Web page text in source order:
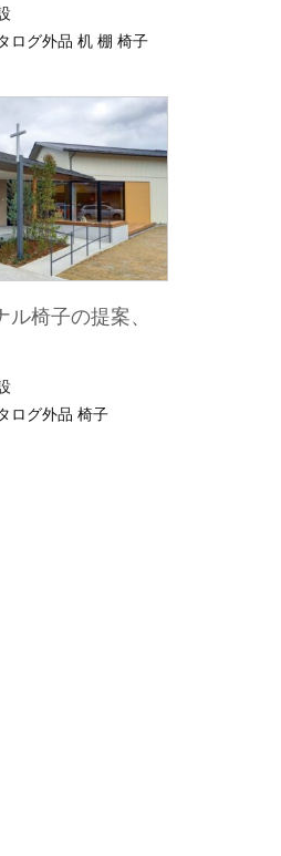
ログ外品 机 棚 椅子
椅子の提案、
ログ外品 椅子